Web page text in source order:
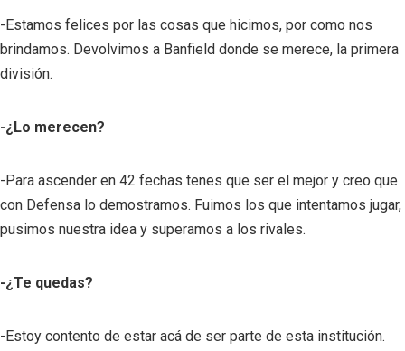
-Estamos felices por las cosas que hicimos, por como nos
brindamos. Devolvimos a Banfield donde se merece, la primera
división.
-¿Lo merecen?
-Para ascender en 42 fechas tenes que ser el mejor y creo que
con Defensa lo demostramos. Fuimos los que intentamos jugar,
pusimos nuestra idea y superamos a los rivales.
-¿Te quedas?
-Estoy contento de estar acá de ser parte de esta institución.